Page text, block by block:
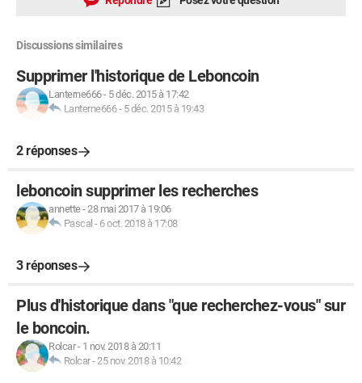
Discussions similaires
Supprimer l'historique de Leboncoin
Lanterne666- 5 déc. 2015 à 17:42
Lanterne666- 5 déc. 2015 à 19:43
2 réponses
leboncoin supprimer les recherches
annette-28 mai 2017 à 19:06
Pascal - 6 oct. 2018 à 17:08
3 réponses
Plus d'historique dans "que recherchez-vous" sur
le boncoin.
Rolcar- 1 nov. 2018 à 20:11
Rolcar-25 nov. 2018 à 10:42